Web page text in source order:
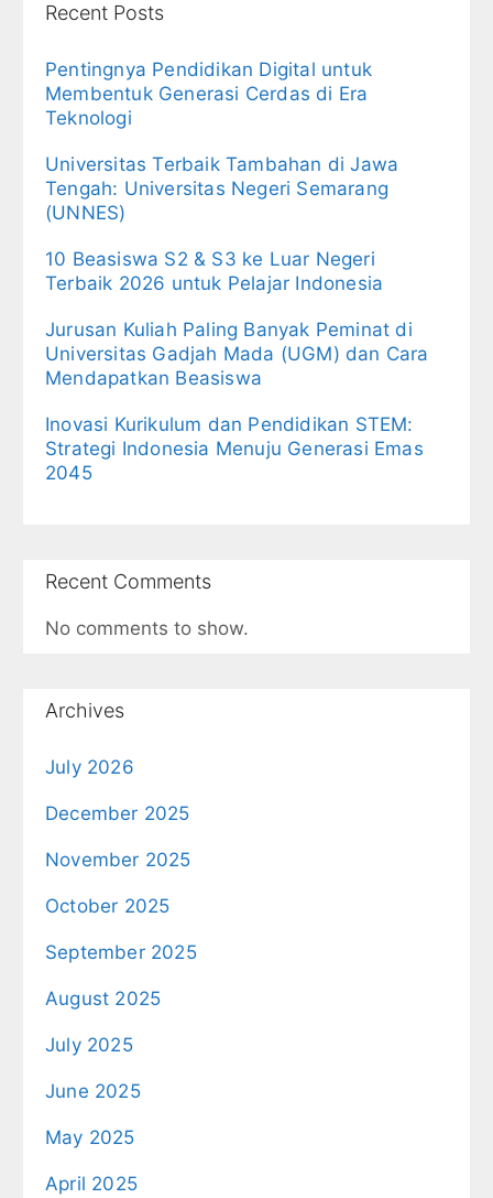
Recent Posts
Pentingnya Pendidikan Digital untuk
Membentuk Generasi Cerdas di Era
Teknologi
Universitas Terbaik Tambahan di Jawa
Tengah: Universitas Negeri Semarang
(UNNES)
10 Beasiswa S2 & S3 ke Luar Negeri
Terbaik 2026 untuk Pelajar Indonesia
Jurusan Kuliah Paling Banyak Peminat di
Universitas Gadjah Mada (UGM) dan Cara
Mendapatkan Beasiswa
Inovasi Kurikulum dan Pendidikan STEM:
Strategi Indonesia Menuju Generasi Emas
2045
Recent Comments
No comments to show.
Archives
July 2026
December 2025
November 2025
October 2025
September 2025
August 2025
July 2025
June 2025
May 2025
April 2025